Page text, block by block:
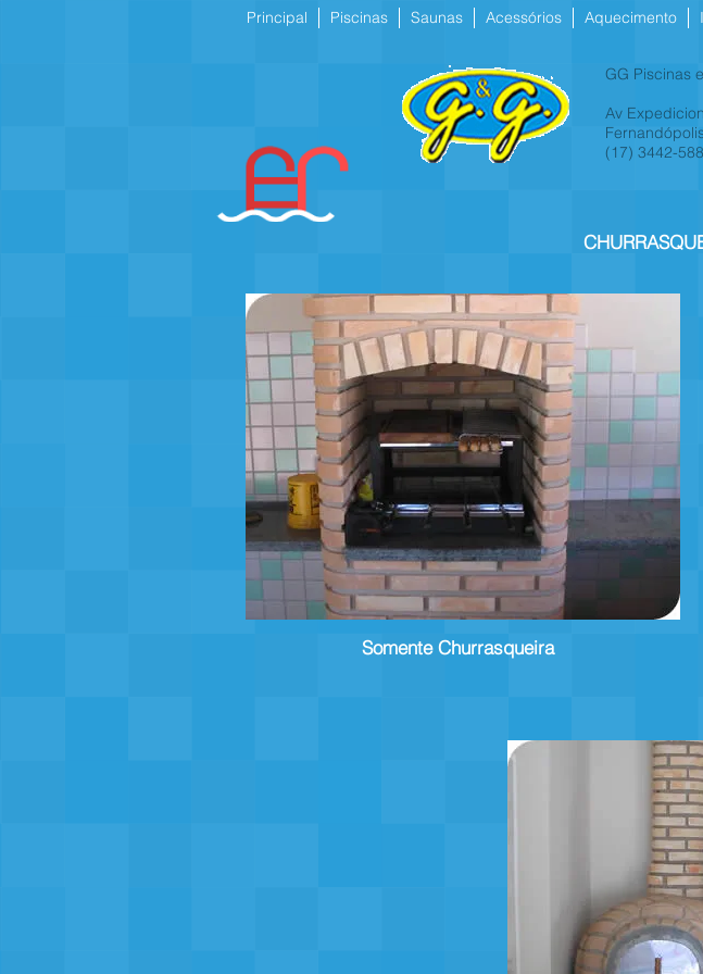
Principal Piscinas Saunas Acessórios Aquecimento
GG Piscinas
Av
(17) 3442-
Somente Churrasqueira